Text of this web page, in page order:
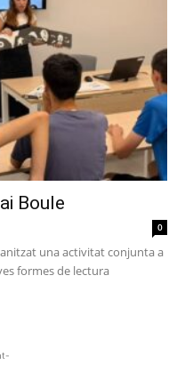
Boule
0
una activitat conjunta a
formes de lectura